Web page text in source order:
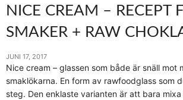
NICE CREAM – RECEPT
SMAKER + RAW
JUNI 17, 2017
Nice cream – glassen som både är snäll mot
smaklökarna. En form av rawfoodglass som
steg. Den enklaste varianten är att bara